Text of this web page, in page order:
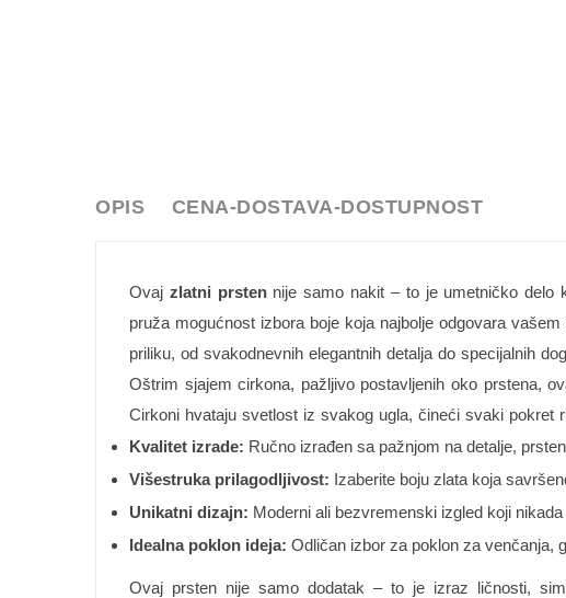
OPIS CENA-DOSTAVA-DOSTUPNOST
Ovaj zlatni prstennije samo nakit – to je umetničko delo
pruža mogućnost izbora boje koja najbolje odgovara
priliku, od svakodnevnih elegantnih detalja do specijalnih
Oštrim sjajem cirkona, pažljivo postavljenih oko prstena,
Cirkoni hvataju svetlost iz svakog ugla, čineći svaki pokret
Kvalitet izrade: Ručno izrađen sa pažnjom na detalje,
Višestruka prilagodljivost: Izaberite boju zlata koja
Unikatni dizajn: Moderni ali bezvremenski izgled koji
Idealna poklon ideja: Odličan izbor za poklon za venčanja,
Ovaj prsten nije samo dodatak – to je izraz ličnosti,